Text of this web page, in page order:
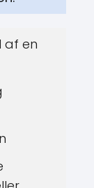
en